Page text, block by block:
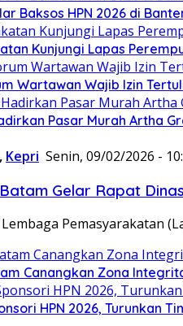
Baksos HPN 2026 di
Kunjungi Lapas
Wartawan Wajib Izin
Pasar Murah Artha
, Kepri Senin, 09/02/2026 -
Gelar Rapat
Pemasyarakatan
Canangkan Zona
HPN 2026, Turunkan